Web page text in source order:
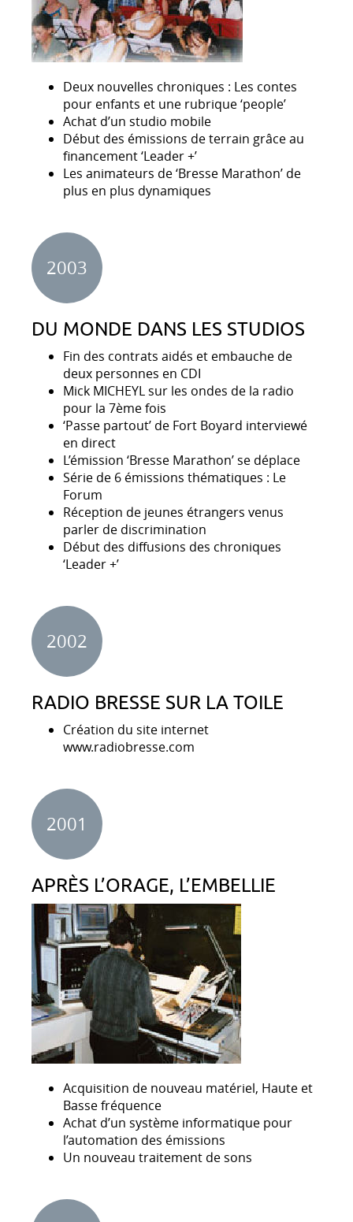
Deux nouvelles chroniques : Les contes
pour enfants et une rubrique ‘people’
Achat d’un studio mobile
Début des émissions de terrain grâce au
financement ‘Leader +’
Les animateurs de ‘Bresse Marathon’ de
plus en plus dynamiques
2003
DU MONDE DANS LES STUDIOS
Fin des contrats aidés et embauche de
deux personnes en CDI
Mick MICHEYL sur les ondes de la radio
pour la 7ème fois
‘Passe partout’ de Fort Boyard interviewé
en direct
L’émission ‘Bresse Marathon’ se déplace
Série de 6 émissions thématiques : Le
Forum
Réception de jeunes étrangers venus
parler de discrimination
Début des diffusions des chroniques
‘Leader +’
2002
RADIO BRESSE SUR LA TOILE
Création du site internet
www.radiobresse.com
2001
APRÈS L’ORAGE, L’EMBELLIE
Acquisition de nouveau matériel, Haute et
Basse fréquence
Achat d’un système informatique pour
l’automation des émissions
Un nouveau traitement de sons